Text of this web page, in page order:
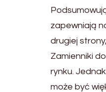
zapewniają
drugiej
Zamienniki
rynku.
może być